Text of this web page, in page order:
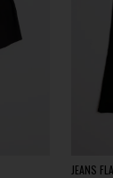
JEANS